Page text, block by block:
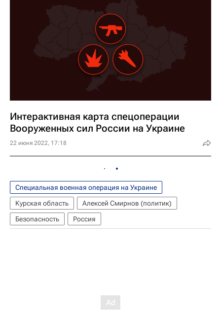
Интерактивная карта спецоперации
Вооруженных сил России на Украине
22 июня 2022, 17:18
Специальная военная операция на Украине
Курская область
Алексей Смирнов (политик)
Безопасность
Россия